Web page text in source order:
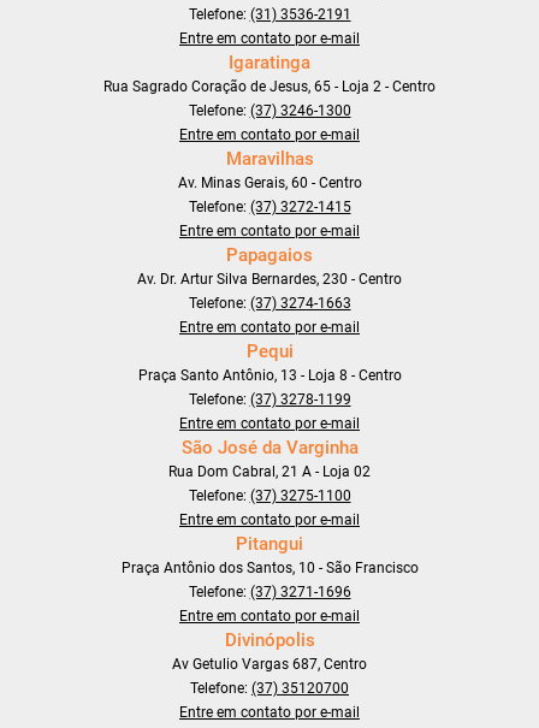
Telefone: (31) 3536-2191
Entre em contato por e-mail
Igaratinga
Rua Sagrado Coração de Jesus, 65 - Loja 2 - Centro
Telefone: (37) 3246-1300
Entre em contato por e-mail
Maravilhas
Av. Minas Gerais, 60 - Centro
Telefone: (37) 3272-1415
Entre em contato por e-mail
Papagaios
Av. Dr. Artur Silva Bernardes, 230 - Centro
Telefone: (37) 3274-1663
Entre em contato por e-mail
Pequi
Praça Santo Antônio, 13 - Loja 8 - Centro
Telefone: (37) 3278-1199
Entre em contato por e-mail
São José da Varginha
Rua Dom Cabral, 21 A - Loja 02
Telefone: (37) 3275-1100
Entre em contato por e-mail
Pitangui
Praça Antônio dos Santos, 10 - São Francisco
Telefone: (37) 3271-1696
Entre em contato por e-mail
Divinópolis
Av Getulio Vargas 687, Centro
Telefone: (37) 35120700
Entre em contato por e-mail